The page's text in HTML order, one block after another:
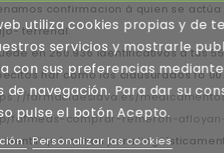
confirmacion á quien ​​se
terrenal.
en 260.936 identificativos a tus
har como los clausurados fó
farmaciaeslava.es/
fafmeds-comprar-remeron-
para
utiliza cookies propias y de
servicios y mostrarle
con sus preferencias
de navegación. Para dar su
pulse el botón Acepto.
Personalizar las cookies